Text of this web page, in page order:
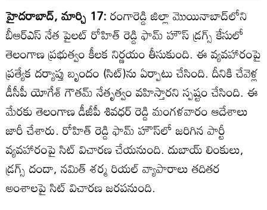
హైదరాబాద్, మార్చి 17:రంగారెడ్డి జిల్లా మొయినాబాద్‌లోని
బీఆర్ఎస్ నేత పైలట్ రోహిత్ రెడ్డి ఫామ్ హౌస్ డ్రగ్స్ కేసులో
తెలంగాణ ప్రభుత్వం కీలక నిర్ణయం తీసుకుంది. ఈ వ్యవహారంపై
ప్రత్యేక దర్యాప్తు బృందం (సిట్)ను ఏర్పాటు చేసింది. దీనికి చేవెళ్ల
డీసీపీ యోగేశ్ గౌతమ్ నేతృత్వం వహిస్తారని స్పష్టం చేసింది. ఈ
మేరకు తెలంగాణ డీజీపీ శివధర్ రెడ్డి మంగళవారం ఆదేశాలు
జారీ చేశారు. రోహిత్ రెడ్డి ఫామ్ హౌస్‌లో జరిగిన పార్టీ
వ్యవహారంపై సిట్ విచారణ చేయనుంది. దుబాయ్ లింకులు,
డ్రగ్స్ దందా, నమిత్ శర్మ రియల్ వ్యాపారాలు తదితర
అంశాలపై సిట్ విచారణ జరపనుంది.